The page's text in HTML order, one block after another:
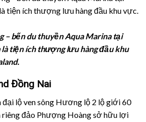
– bến du thuyền Aqua Marina tại
tiện ích thượng lưu hàng đầu khu
Đồng Nai
đại lộ ven sông Hương lộ 2 lộ giới 60
riêng đảo Phượng Hoàng sở hữu lợi